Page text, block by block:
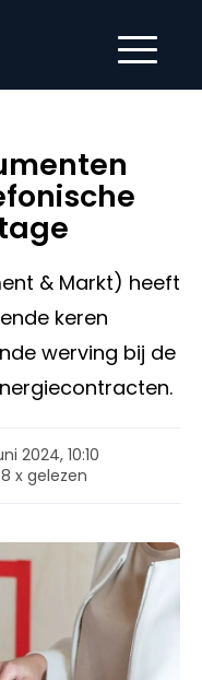
& Markt) heeft
keren
werving bij de
2024, 10:10
x gelezen